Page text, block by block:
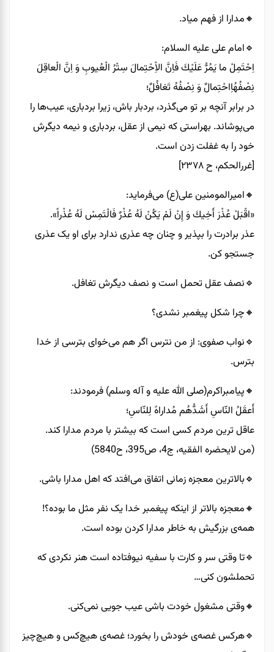
🔸️مدارا از فهم میاد.
🔹️امام على عليه السلام:
اِحْتَمِلْ ما يَمُرُّ عَلَيْكَ فَاِنَّ الاِْحْتِمالَ سِتْرُ الْعُيوبِ وَ اِنَّ الْعاقِلَ
نِصْفُهُاِاحْتِمالٌ وَ نِصْفُهُ تَغافُلٌ؛
در برابر آنچه بر تو مى‌گذرد، بردبار باش، زيرا بردبارى، عيب‌ها را
مى‌پوشاند. بهراستى كه نيمى از عقل، بردبارى و نيمه ديگرش
خود را به غفلت زدن است.
[غررالحكم، ح ۲۳۷۸]
🔸️امیرالمومنین علی(ع) می‌فرماید:
«اقْبَلْ عُذْرَ أَخِيكَ وَ إِنْ لَمْ يَكُنْ لَهُ عُذْرٌ فَالْتَمِسْ لَهُ عُذْراً».
عذر برادرت را بپذیر و چنان چه عذری ندارد برای او یک عذری
جستجو کن.
🔹️نصف عقل تحمل است و نصف دیگرش تغافل.
🔸️چرا شکل پیغمبر نشدی؟
🔹️نواب صفوی: از من نترس اگر هم می‌خوای بترسی از خدا
بترس.
🔸️پیامبراکرم(صلی الله علیه و آله وسلم) فرمودند:
أَعقَلُ النّاسِ أَشَدُّهُم مُداراهً لِلنّاسِ؛
عاقل ترین مردم کسی است که بیشتر با مردم مدارا کند.
(من لایحضره الفقیه، ج4، ص395، ح5840)
🔹️بالاترین معجزه زمانی اتفاق می‌افتد که اهل مدارا باشی.
🔸️معجزه بالاتر از اینکه پیغمبر خدا یک نفر مثل ما بوده؟!
همه‌ی بزرگیش به خاطر مدارا کردن بوده است.
🔹️تا وقتی سر و کارت با سفیه نیوفتاده است هنر نکردی که
تحملشون کنی…
🔸️وقتی مشغول خودت باشی عیب جویی نمی‌کنی.
🔹️هرکس غصه‌ی خودش را بخورد؛ غصه‌ی هیچ‌کس و هیچ‌چیز